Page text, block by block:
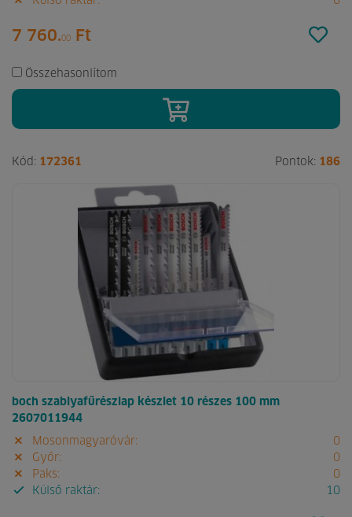
7 760.00 Ft
Összehasonlítom
Kód: 172361 Pontok: 186
boch szablyafűrészlap készlet 10 részes 100 mm
2607011944
Mosonmagyaróvár:
0
Győr:
0
Paks:
0
Külső raktár:
10